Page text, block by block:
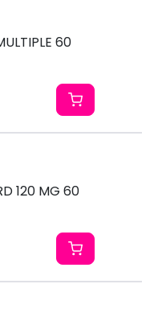
60
120 MG 60